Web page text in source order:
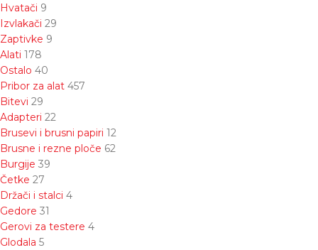
Hvatači 9
Izvlakači 29
Zaptivke 9
Alati 178
Ostalo 40
Pribor za alat 457
Bitevi 29
Adapteri 22
Brusevi i brusni papiri 12
Brusne i rezne ploče 62
Burgije 39
Četke 27
Držači i stalci 4
Gedore 31
Gerovi za testere 4
Glodala 5